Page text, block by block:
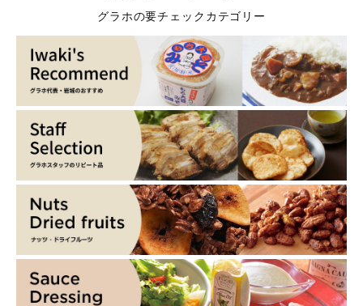
グラホの要チェックカテゴリー